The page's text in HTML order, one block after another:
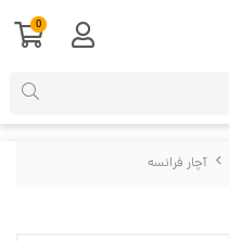
آچار فرانسه
0